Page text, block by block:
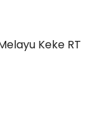
Keke RT